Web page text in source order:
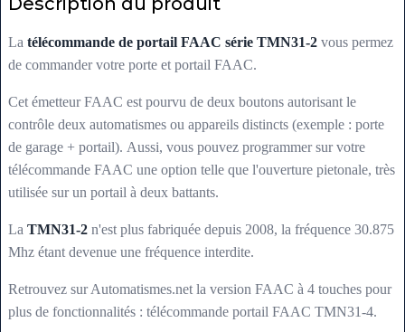
La télécommande de portail FAAC série TMN31-2 vous permez
de commander votre porte et portail FAAC.
Cet émetteur FAAC est pourvu de deux boutons autorisant le
contrôle deux automatismes ou appareils distincts (exemple : porte
de garage + portail). Aussi, vous pouvez programmer sur votre
télécommande FAAC une option telle que l'ouverture pietonale, très
utilisée sur un portail à deux battants.
La TMN31-2 n'est plus fabriquée depuis 2008, la fréquence 30.875
Mhz étant devenue une fréquence interdite.
Retrouvez sur Automatismes.net la version FAAC à 4 touches pour
plus de fonctionnalités : télécommande portail FAAC TMN31-4.